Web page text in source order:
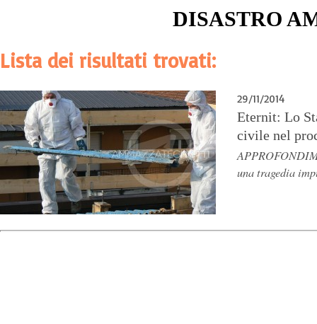
DISASTRO
Lista dei risultati trovati:
29/11/2014
Eternit: Lo
civile nel
una tragedia